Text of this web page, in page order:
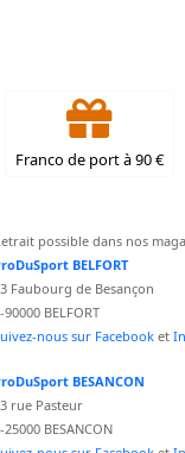
Franco de port à 90 €
possible dans nos
BELFORT
Faubourg de Besançon
90000 BELFORT
nous sur Facebook et
BESANCON
rue Pasteur
25000 BESANCON